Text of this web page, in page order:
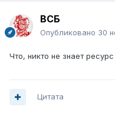
ВСБ
Опубликовано 30
Что, никто не знает
Цитата